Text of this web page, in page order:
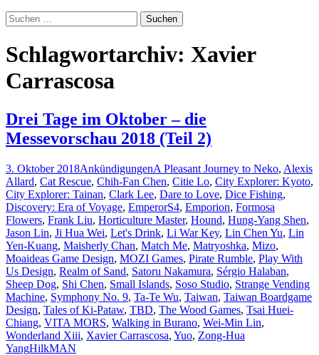
Suchen
nach:
Schlagwortarchiv: Xavier
Carrascosa
Drei Tage im Oktober – die
Messevorschau 2018 (Teil 2)
3. Oktober 2018AnkündigungenA Pleasant Journey to Neko, Alexis
Allard, Cat Rescue, Chih-Fan Chen, Citie Lo, City Explorer: Kyoto,
City Explorer: Tainan, Clark Lee, Dare to Love, Dice Fishing,
Discovery: Era of Voyage, EmperorS4, Emporion, Formosa
Flowers, Frank Liu, Horticulture Master, Hound, Hung-Yang Shen,
Jason Lin, Ji Hua Wei, Let's Drink, Li War Key, Lin Chen Yu, Lin
Yen-Kuang, Maisherly Chan, Match Me, Matryoshka, Mizo,
Moaideas Game Design, MOZI Games, Pirate Rumble, Play With
Us Design, Realm of Sand, Satoru Nakamura, Sérgio Halaban,
Sheep Dog, Shi Chen, Small Islands, Soso Studio, Strange Vending
Machine, Symphony No. 9, Ta-Te Wu, Taiwan, Taiwan Boardgame
Design, Tales of Ki-Pataw, TBD, The Wood Games, Tsai Huei-
Chiang, VITA MORS, Walking in Burano, Wei-Min Lin,
Wonderland Xiii, Xavier Carrascosa, Yuo, Zong-Hua
YangHilkMAN